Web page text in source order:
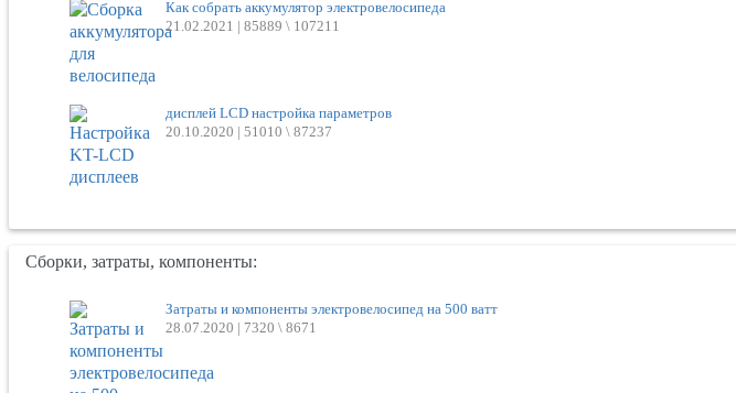
Как собрать аккумулятор электровелосипеда
21.02.2021 | 85889 \ 107211
дисплей LCD настройка параметров
20.10.2020 | 51010 \ 87237
Сборки, затраты, компоненты:
Затраты и компоненты электровелосипед на 500 ватт
28.07.2020 | 7320 \ 8671